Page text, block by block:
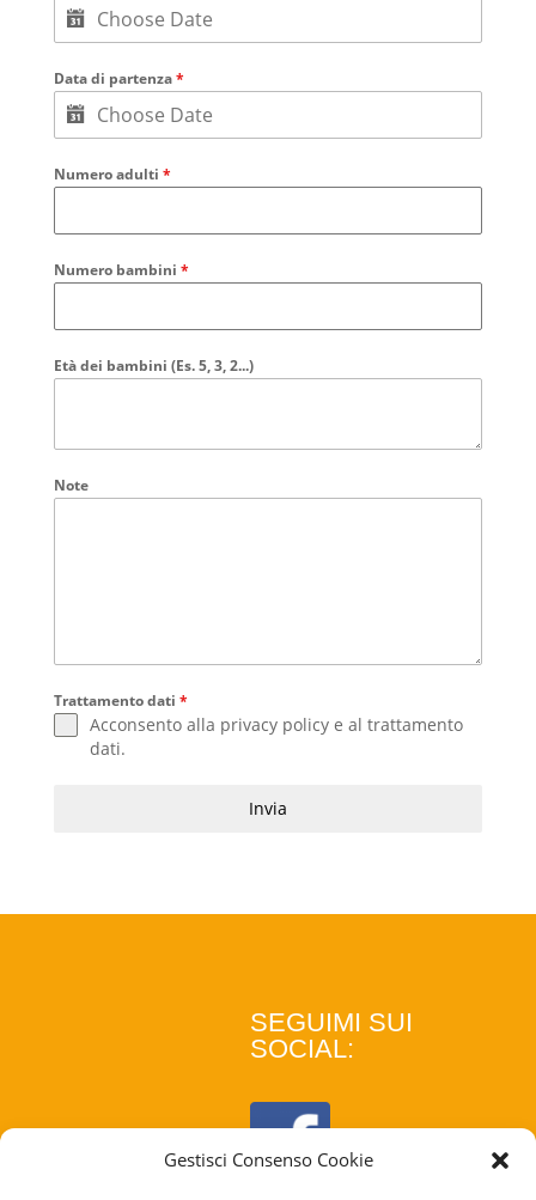
Gestisci Consenso Cookie
Data di partenza*
Numero adulti *
Numero bambini *
Età dei bambini (Es. 5, 3, 2...)
Note
Trattamento dati *
Acconsento alla privacy policye al trattamento
dati.
Invia
SEGUIMI SUI
SOCIAL: